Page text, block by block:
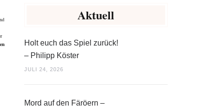
Aktuell
Holt euch das Spiel zurück!
– Philipp Köster
JULI 24, 2026
Mord auf den Färöern –